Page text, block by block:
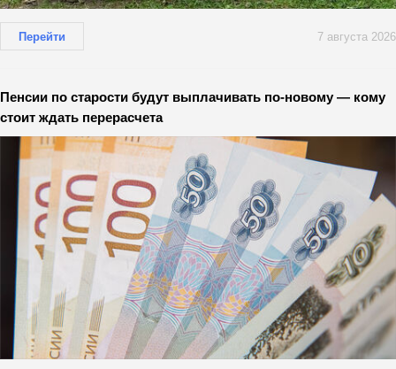
Перейти 7 августа 2026
Пенсии по старости будут выплачивать по-новому — кому
стоит ждать перерасчета